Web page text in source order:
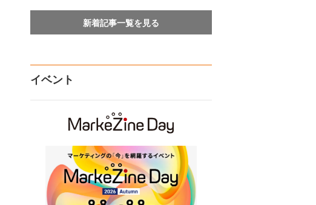
新着記事一覧を見る
イベント